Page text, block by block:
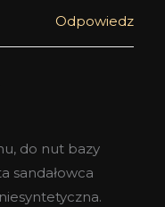
Odpowiedz
do nut bazy
sandałowca